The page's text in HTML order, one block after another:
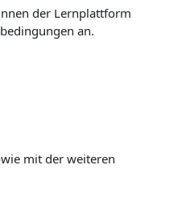
der Lernplattform
an.
mit der weiteren